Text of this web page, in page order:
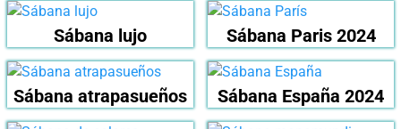
Sábana lujo Sábana Paris 2024
Sábana atrapasueños Sábana España 2024